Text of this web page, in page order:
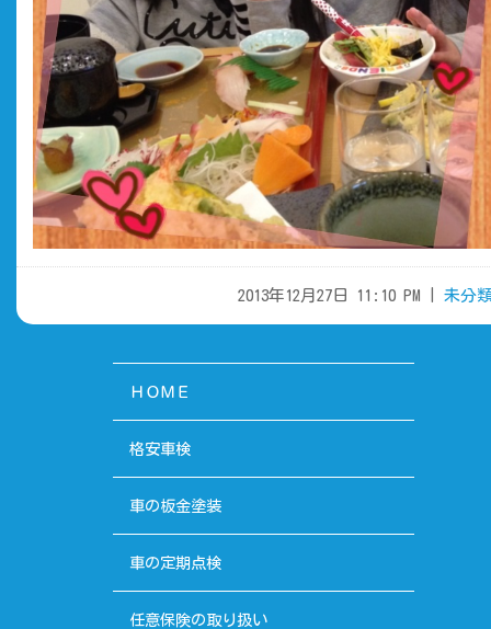
2013年12月27日 11:10 PM | 未分
ＨＯＭＥ
格安車検
車の板金塗装
車の定期点検
任意保険の取り扱い